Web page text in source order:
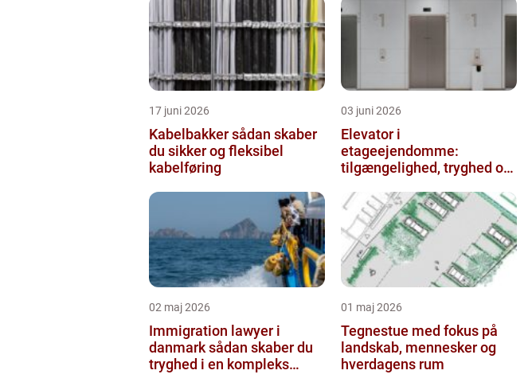
17 juni 2026
Kabelbakker sådan skaber
du sikker og fleksibel
kabelføring
03 juni 2026
Elevator i
etageejendomme:
tilgængelighed, tryghed og
02 maj 2026
Immigration lawyer i
danmark sådan skaber du
tryghed i en kompleks
01 maj 2026
Tegnestue med fokus på
landskab, mennesker og
hverdagens rum